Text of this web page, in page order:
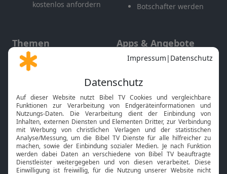
kostenlos anfordern
Botschafter werden
Themen
Gott und Bibel erklärt
Neuigkeiten
Apps & Angebote
Mobile App
Smart TV
HbbTV
Bibelthek Online-Bibel
Nächster Gottesdienst